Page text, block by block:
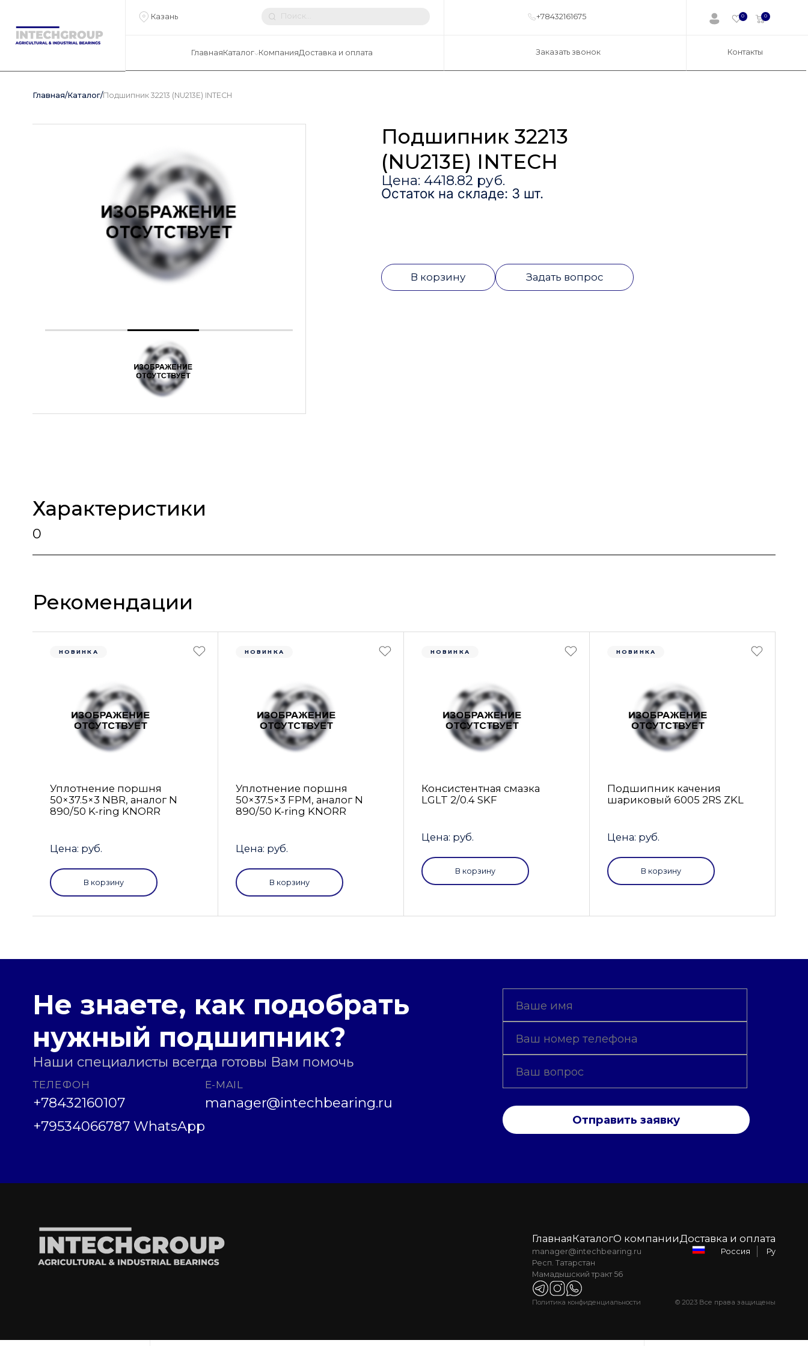
Казань +78432161675 0 0
ГлавнаяКаталог КомпанияДоставка и оплата Заказать звонок Контакты
Главная/Каталог/Подшипник 32213 (NU213E) INTECH
Подшипник 32213
(NU213E) INTECH
Цена: 4418.82 руб.
Остаток на складе: 3 шт.
В корзину Задать вопрос
Характеристики
0
Рекомендации
НОВИНКА
Уплотнение поршня
50×37.5×3 NBR, аналог N
890/50 K-ring KNORR
Цена: руб.
В корзину
НОВИНКА
Уплотнение поршня
50×37.5×3 FРM, аналог N
890/50 K-ring KNORR
Цена: руб.
В корзину
НОВИНКА
Консистентная смазка
LGLT 2/0.4 SKF
Цена: руб.
В корзину
НОВИНКА
Подшипник качения
шариковый 6005 2RS ZKL
Цена: руб.
В корзину
Не знаете, как подобрать
нужный подшипник?
Наши специалисты всегда готовы Вам помочь
ТЕЛЕФОН
+78432160107
+79534066787 WhatsApp
E-MAIL
manager@intechbearing.ru
Отправить заявку
ГлавнаяКаталогО компанииДоставка и оплата
manager@intechbearing.ru
Респ. Татарстан
Мамадышский тракт 56
Россия Ру
Политика конфиденциальности © 2023 Все права защищены